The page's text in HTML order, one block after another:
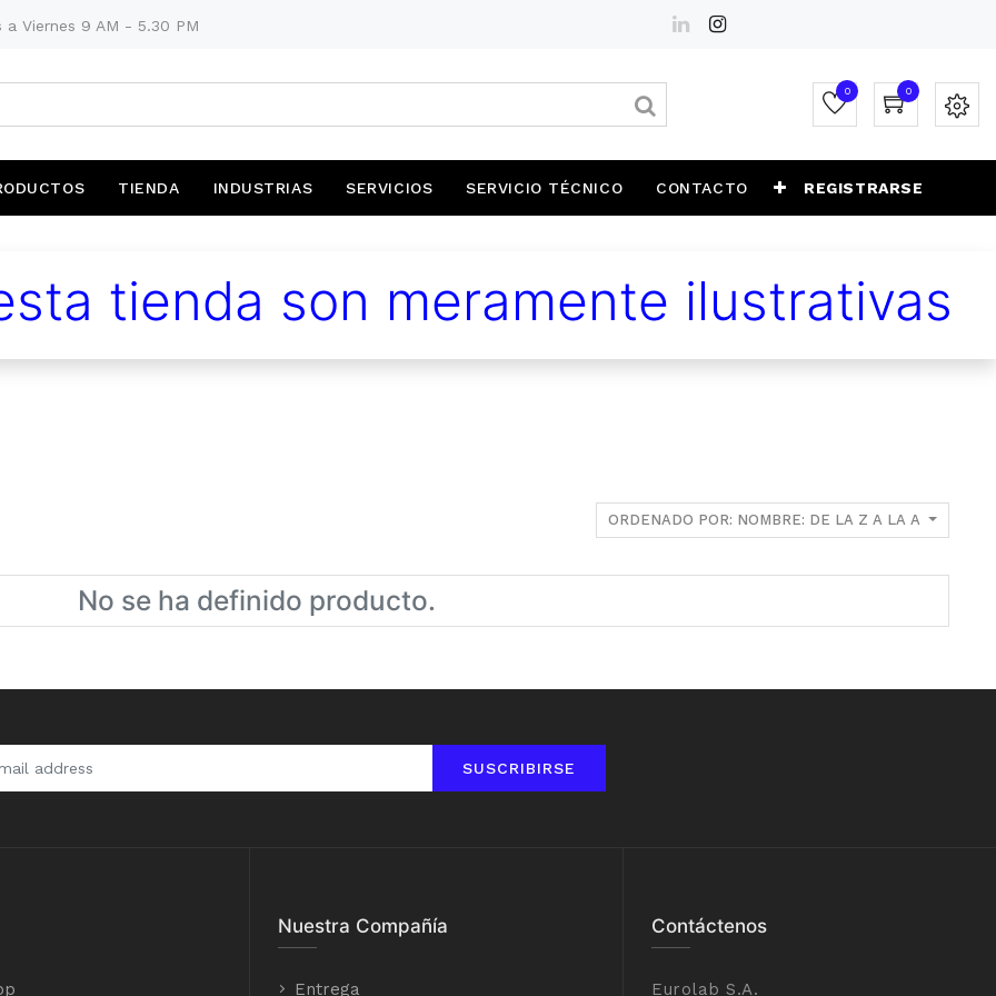
a Viernes 9 AM - 5.30 PM
0 0
TIENDA INDUSTRIAS SERVICIOS SERVICIO TÉCNICO CONTACTO REGISTRARSE
tienda son meramente ilustrativas
ORDENADO POR: NOMBRE: DE LA Z A LA A
No se ha definido producto.
SUSCRIBIRSE
Nuestra Compañía
Entrega
Contáctenos
Eurolab S.A.